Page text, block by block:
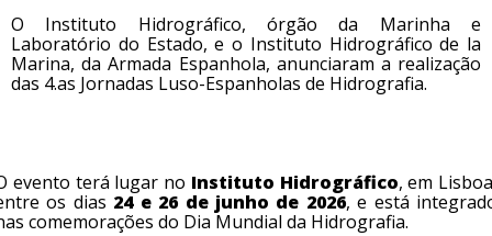
O Instituto Hidrográfico, órgão da Marinha e
Laboratório do Estado, e o Instituto Hidrográfico de la
Marina, da Armada Espanhola, anunciaram a realização
das 4.as Jornadas Luso-Espanholas de Hidrografia.
evento terá lugar no Instituto Hidrográfico, em
os dias 24 e 26 de junho de 2026, e está
comemorações do Dia Mundial da Hidrografia.